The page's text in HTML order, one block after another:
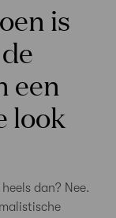
is
een
look
dan? Nee.